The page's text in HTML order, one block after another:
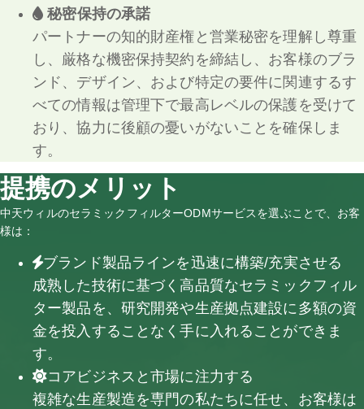
秘密保持の承諾
パートナーの知的財産権と営業秘密を理解し尊重
し、厳格な機密保持契約を締結し、お客様のブラ
ンド、デザイン、および特定の要件に関連するす
べての情報は管理下で最高レベルの保護を受けて
おり、協力に後顧の憂いがないことを確保しま
す。
提携のメリット
中天ウィルのセラミックフィルターODMサービスを選ぶことで、お客
様は：
ブランド製品ラインを迅速に構築/充実させる
成熟した技術に基づく高品質なセラミックフィル
ター製品を、研究開発や生産拠点建設に多額の資
金を投入することなく手に入れることができま
す。
コアビジネスと市場に注力する
複雑な生産製造を専門の私たちに任せ、お客様は